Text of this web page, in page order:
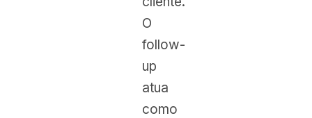
O
follow-
up
atua
como